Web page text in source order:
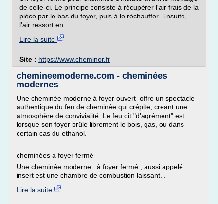
de celle-ci. Le principe consiste à récupérer l'air frais de la
pièce par le bas du foyer, puis à le réchauffer. Ensuite,
l'air ressort en ...
Lire la suite
Site : https://www.cheminor.fr
chemineemoderne.com - cheminées
modernes
Une cheminée moderne à foyer ouvert offre un spectacle
authentique du feu de cheminée qui crépite, creant une
atmosphère de convivialité. Le feu dit "d'agrément" est
lorsque son foyer brûle librement le bois, gas, ou dans
certain cas du ethanol.
cheminées à foyer fermé
Une cheminée moderne à foyer fermé , aussi appelé
insert est une chambre de combustion laissant...
Lire la suite